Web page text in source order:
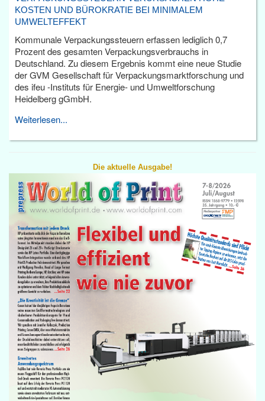
KOSTEN UND BÜROKRATIE BEI MINIMALEM
UMWELTEFFEKT
Kommunale Verpackungssteuern erfassen lediglich 0,7
Prozent des gesamten Verpackungsverbrauchs in
Deutschland. Zu diesem Ergebnis kommt eine neue Studie
der GVM Gesellschaft für Verpackungsmarktforschung und
des ifeu -Instituts für Energie- und Umweltforschung
Heidelberg gGmbH.
Weiterlesen...
Die aktuelle Ausgabe!